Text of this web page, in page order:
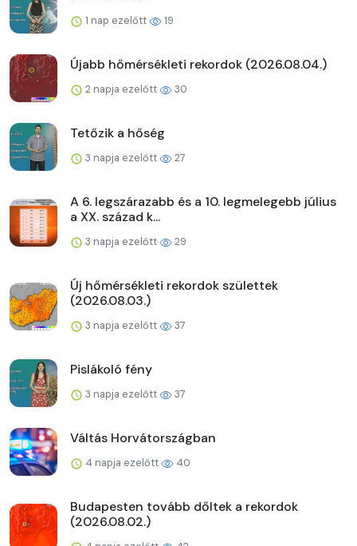
1 nap ezelőtt 19
Újabb hőmérsékleti rekordok (2026.08.04.)
2 napja ezelőtt 30
Tetőzik a hőség
3 napja ezelőtt 27
A 6. legszárazabb és a 10. legmelegebb július
a XX. század k...
3 napja ezelőtt 29
Új hőmérsékleti rekordok születtek
(2026.08.03.)
3 napja ezelőtt 37
Pislákoló fény
3 napja ezelőtt 37
Váltás Horvátországban
4 napja ezelőtt 40
Budapesten tovább dőltek a rekordok
(2026.08.02.)